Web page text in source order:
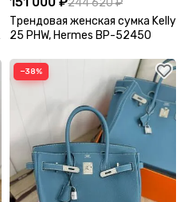
244 620 ₽
Трендовая женская сумка Kelly
25 PHW, Hermes BP-52450
−38%